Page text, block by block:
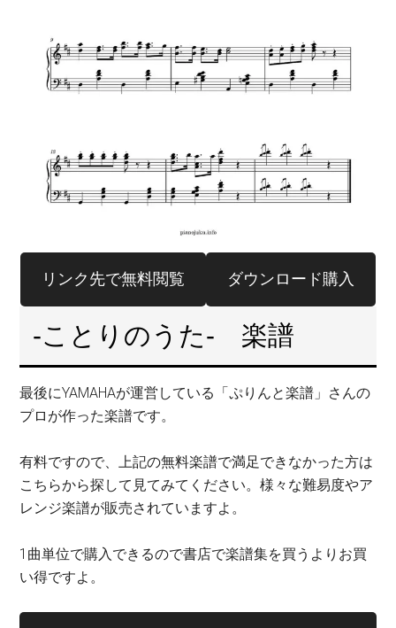
リンク先で無料閲覧 ダウンロード購入
-ことりのうた- 楽譜
最後にYAMAHAが運営している「ぷりんと楽譜」さんの
プロが作った楽譜です。
有料ですので、上記の無料楽譜で満足できなかった方は
こちらから探して見てみてください。様々な難易度やア
レンジ楽譜が販売されていますよ。
1曲単位で購入できるので書店で楽譜集を買うよりお買
い得ですよ。